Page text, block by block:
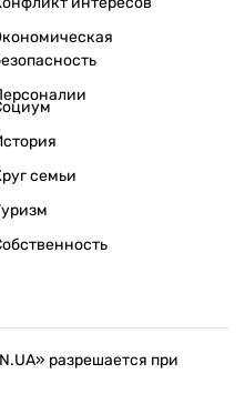
семьи
разрешается при